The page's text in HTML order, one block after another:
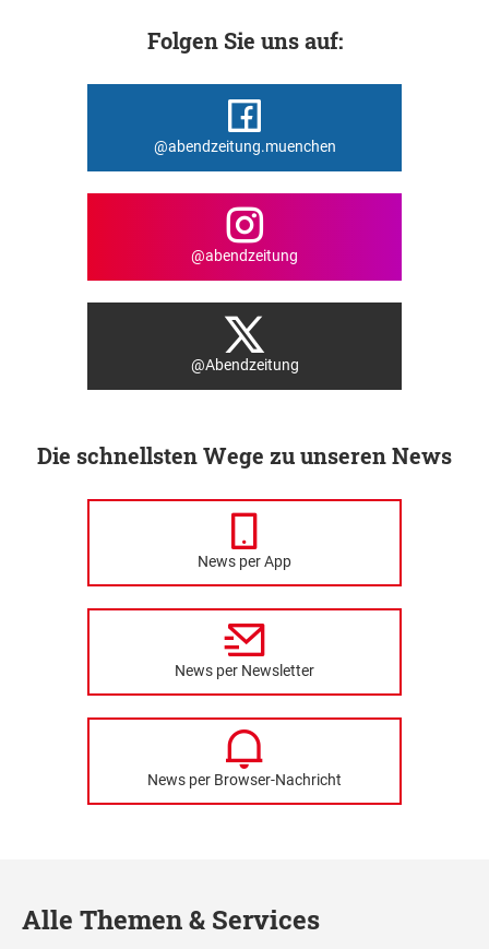
Folgen Sie uns auf:
@abendzeitung.muenchen
@abendzeitung
@Abendzeitung
Die schnellsten Wege zu unseren News
News per App
News per Newsletter
News per Browser-Nachricht
Alle Themen & Services